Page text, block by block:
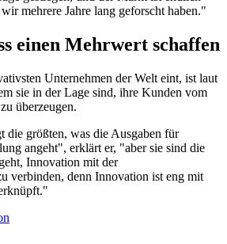
mehrere Jahre lang geforscht haben."
einen Mehrwert schaffen
Unternehmen der Welt eint, ist laut
sie in der Lage sind, ihre Kunden vom
überzeugen.
die größten, was die Ausgaben für
angeht", erklärt er, "aber sie sind die
Innovation mit der
verbinden, denn Innovation ist eng mit